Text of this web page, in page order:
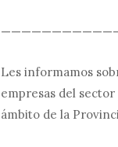
Les informamos
empresas del
ámbito de la